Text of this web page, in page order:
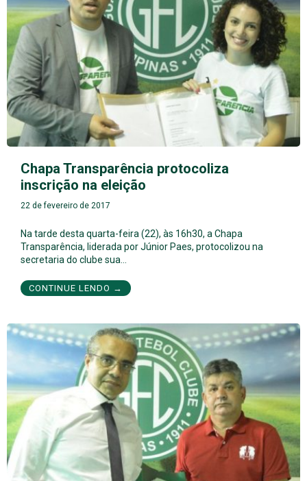
Chapa Transparência protocoliza
inscrição na eleição
22 de fevereiro de 2017
Na tarde desta quarta-feira (22), às 16h30, a Chapa
Transparência, liderada por Júnior Paes, protocolizou na
secretaria do clube sua…
CONTINUE LENDO →